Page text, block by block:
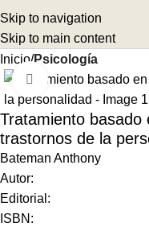
Skip to navigation
Skip to main content
Inicio Psicología
Click to enlarge
Tratamiento basado
trastornos de la
Bateman Anthony
Autor:
Editorial:
ISBN: